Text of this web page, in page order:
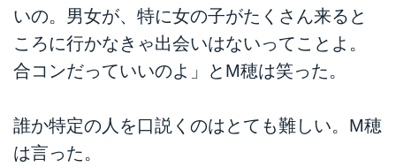
いの。男女が、特に女の子がたくさん来ると
ころに行かなきゃ出会いはないってことよ。
合コンだっていいのよ」とM穂は笑った。
誰か特定の人を口説くのはとても難しい。M穂
は言った。